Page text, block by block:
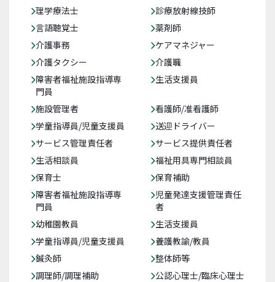
理学療法士
診療放射線技師
言語聴覚士
薬剤師
介護事務
ケアマネジャー
介護タクシー
介護職
障害者福祉施設指導専
門員
生活支援員
施設管理者
看護師/准看護師
学童指導員/児童支援員
送迎ドライバー
サービス管理責任者
サービス提供責任者
生活相談員
福祉用具専門相談員
保育士
保育補助
障害者福祉施設指導専
門員
児童発達支援管理責任
者
幼稚園教員
生活支援員
学童指導員/児童支援員
養護教諭/教員
鍼灸師
整体師等
調理師/調理補助
公認心理士/臨床心理士